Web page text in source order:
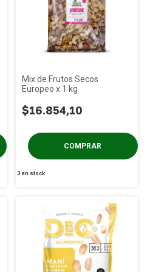
Mix de Frutos Secos
Europeo x 1 kg
$16.854,10
3 en stock